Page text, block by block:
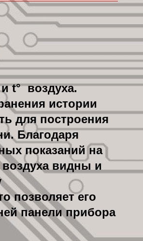
t° воздуха.
истории
для построения
Благодаря
показаний на
видны и
позволяет его
панели прибора